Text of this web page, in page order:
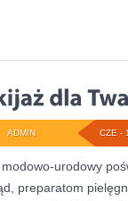
CZE -
ADMIN
modowo-urodowy
preparatom